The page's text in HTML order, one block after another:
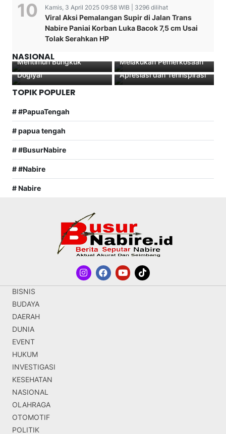
Kamis, 3 April 2025 09:58 WIB | 3296 dilihat
Viral Aksi Pemalangan Supir di Jalan Trans
Nabire Paniai Korban Luka Bacok 7,5 cm Usai
Tolak Serahkan HP
NASIONAL
Ada Oknum Senator
Terduga Korupsi, Alumni
Mentimun Bungkuk
Seorang Remaja yang
Melakukan Pemerkosaan
Polsek Kamu Bentuk
Koperasi Binmas Noken di
Dogiyai
Kamling, Warga Waharia
Apresiasi dan Terinspirasi
TOPIK POPULER
# #PapuaTengah
# papua tengah
# #BusurNabire
# #Nabire
# Nabire
BISNIS
BUDAYA
DAERAH
DUNIA
EVENT
HUKUM
INVESTIGASI
KESEHATAN
NASIONAL
OLAHRAGA
OTOMOTIF
POLITIK